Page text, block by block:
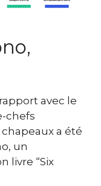
avec le
chefs
a été
un
livre “Six